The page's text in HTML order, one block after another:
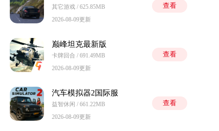
其它游戏 / 625.85MB
2026-08-09更新
查看
巅峰坦克最新版
卡牌回合 / 691.49MB
2026-08-09更新
查看
汽车模拟器2国际服
益智休闲 / 661.22MB
2026-08-09更新
查看